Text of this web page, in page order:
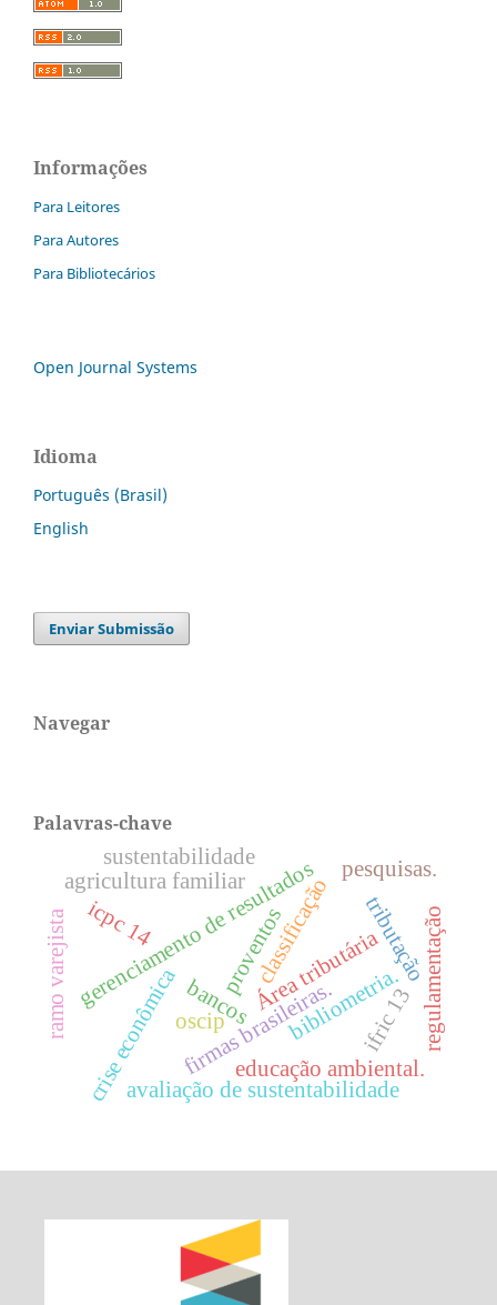
Informações
Para Leitores
Para Autores
Para Bibliotecários
Open Journal Systems
Idioma
Português (Brasil)
English
Enviar Submissão
Navegar
Palavras-chave
classificação
Área tributáriatributação
gerenciamento de resultados
firmas brasileiras.
avaliação de sustentabilidade
agricultura familiar
bibliometria.
bancos
crise econômica regulamentação
pesquisas.
oscip
sustentabilidade
ramo varejista
educação ambiental.
ifric 13
icpc 14 proventos